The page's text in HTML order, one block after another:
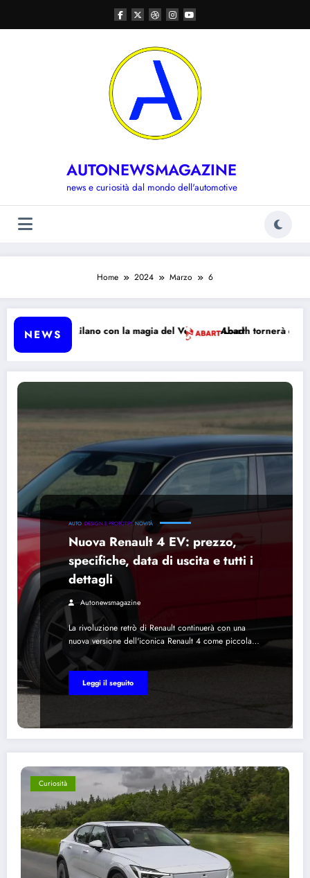
contenuto
AUTONEWSMAGAZINE
news e curiosità dal mondo dell'automotive
Home 2024 Marzo 6
NEWS
Milano con la magia del Vehicle-to-LoadAbarth tornerà davvero a
AUTO DESIGN E PROTOTIPI NOVITÀ
Nuova Renault 4 EV: prezzo,
specifiche, data di uscita e tutti i
dettagli
Autonewsmagazine
La rivoluzione retrò di Renault continuerà con una
nuova versione dell'iconica Renault 4 come piccola…
Leggi il seguito
Curiosità